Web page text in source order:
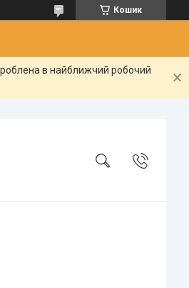
Кошик
в найближчий робочий